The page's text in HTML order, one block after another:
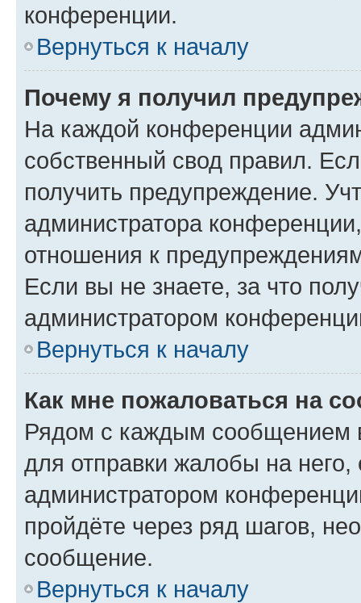
конференции.
Вернуться к началу
Почему я получил
На каждой конференции
собственный свод правил.
получить предупреждение.
администратора
отношения к
Если вы не знаете, за что
администратором
Вернуться к началу
Как мне пожаловаться на
Рядом с каждым сообщением
для отправки жалобы на
администратором
пройдёте через ряд шагов,
сообщение.
Вернуться к началу